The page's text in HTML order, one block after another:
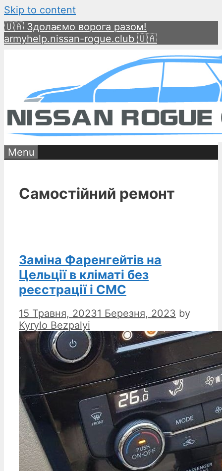
Skip to content
🇺🇦 Здолаємо ворога разом!
armyhelp.nissan-rogue.club 🇺🇦
Menu
Самостійний ремонт
Заміна Фаренгейтів на
Цельції в кліматі без
реєстрації і СМС
15 Травня, 20231 Березня, 2023 by
Kyrylo Bezpalyi